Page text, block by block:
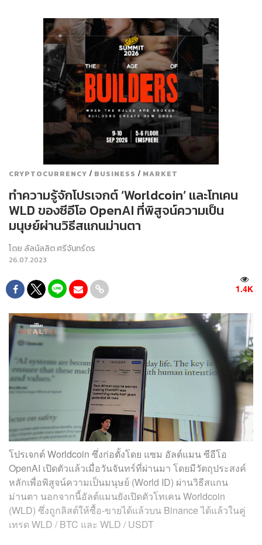
CRYPTOCURRENCY / BUSINESS / MARKET
ทำความรู้จักโปรเจกต์ ‘Worldcoin’ และโทเคน
WLD ของซีอีโอ OpenAI ที่พิสูจน์ความเป็น
มนุษย์ผ่านวิธีสแกนม่านตา
โดย ลัลน์ลลิต ศรีจันทร์ดร
26.07.2023
1.4K
โปรเจกต์ Worldcoin ซึ่งก่อตั้งโดย แซม อัลต์แมน ซีอีโอ
OpenAI เปิดตัวแล้วเมื่อวันจันทร์ที่ผ่านมา โดยมีวัตถุประสงค์
หลักเพื่อพิสูจน์ความเป็นมนุษย์ (World ID) ผ่านวิธีสแกน
ม่านตา นอกจากนี้อัลต์แมนยังเปิดตัวโทเคน Worldcoin
(WLD) ซึ่งถูกลิสต์ให้ซื้อ-ขายได้แล้วบน Binance ได้แล้วในคู่
เทรด WLD / BTC และ WLD / USDT